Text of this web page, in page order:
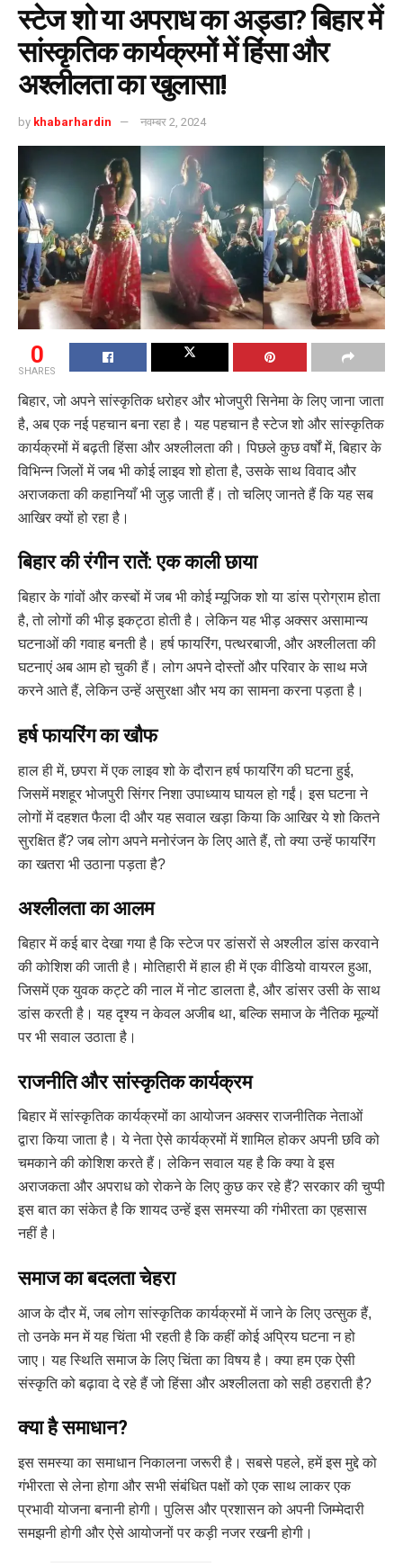
स्टेज शो या अपराध का अड्डा? बिहार में
सांस्कृतिक कार्यक्रमों में हिंसा और
अश्लीलता का खुलासा!
by khabarhardin नवम्बर 2, 2024
0
SHARES
बिहार, जो अपने सांस्कृतिक धरोहर और भोजपुरी सिनेमा के लिए जाना जाता
है, अब एक नई पहचान बना रहा है। यह पहचान है स्टेज शो और सांस्कृतिक
कार्यक्रमों में बढ़ती हिंसा और अश्लीलता की। पिछले कुछ वर्षों में, बिहार के
विभिन्न जिलों में जब भी कोई लाइव शो होता है, उसके साथ विवाद और
अराजकता की कहानियाँ भी जुड़ जाती हैं। तो चलिए जानते हैं कि यह सब
आखिर क्यों हो रहा है।
बिहार की रंगीन रातें: एक काली छाया
बिहार के गांवों और कस्बों में जब भी कोई म्यूजिक शो या डांस प्रोग्राम होता
है, तो लोगों की भीड़ इकट्ठा होती है। लेकिन यह भीड़ अक्सर असामान्य
घटनाओं की गवाह बनती है। हर्ष फायरिंग, पत्थरबाजी, और अश्लीलता की
घटनाएं अब आम हो चुकी हैं। लोग अपने दोस्तों और परिवार के साथ मजे
करने आते हैं, लेकिन उन्हें असुरक्षा और भय का सामना करना पड़ता है।
हर्ष फायरिंग का खौफ
हाल ही में, छपरा में एक लाइव शो के दौरान हर्ष फायरिंग की घटना हुई,
जिसमें मशहूर भोजपुरी सिंगर निशा उपाध्याय घायल हो गईं। इस घटना ने
लोगों में दहशत फैला दी और यह सवाल खड़ा किया कि आखिर ये शो कितने
सुरक्षित हैं? जब लोग अपने मनोरंजन के लिए आते हैं, तो क्या उन्हें फायरिंग
का खतरा भी उठाना पड़ता है?
अश्लीलता का आलम
बिहार में कई बार देखा गया है कि स्टेज पर डांसरों से अश्लील डांस करवाने
की कोशिश की जाती है। मोतिहारी में हाल ही में एक वीडियो वायरल हुआ,
जिसमें एक युवक कट्टे की नाल में नोट डालता है, और डांसर उसी के साथ
डांस करती है। यह दृश्य न केवल अजीब था, बल्कि समाज के नैतिक मूल्यों
पर भी सवाल उठाता है।
राजनीति और सांस्कृतिक कार्यक्रम
बिहार में सांस्कृतिक कार्यक्रमों का आयोजन अक्सर राजनीतिक नेताओं
द्वारा किया जाता है। ये नेता ऐसे कार्यक्रमों में शामिल होकर अपनी छवि को
चमकाने की कोशिश करते हैं। लेकिन सवाल यह है कि क्या वे इस
अराजकता और अपराध को रोकने के लिए कुछ कर रहे हैं? सरकार की चुप्पी
इस बात का संकेत है कि शायद उन्हें इस समस्या की गंभीरता का एहसास
नहीं है।
समाज का बदलता चेहरा
आज के दौर में, जब लोग सांस्कृतिक कार्यक्रमों में जाने के लिए उत्सुक हैं,
तो उनके मन में यह चिंता भी रहती है कि कहीं कोई अप्रिय घटना न हो
जाए। यह स्थिति समाज के लिए चिंता का विषय है। क्या हम एक ऐसी
संस्कृति को बढ़ावा दे रहे हैं जो हिंसा और अश्लीलता को सही ठहराती है?
क्या है समाधान?
इस समस्या का समाधान निकालना जरूरी है। सबसे पहले, हमें इस मुद्दे को
गंभीरता से लेना होगा और सभी संबंधित पक्षों को एक साथ लाकर एक
प्रभावी योजना बनानी होगी। पुलिस और प्रशासन को अपनी जिम्मेदारी
समझनी होगी और ऐसे आयोजनों पर कड़ी नजर रखनी होगी।